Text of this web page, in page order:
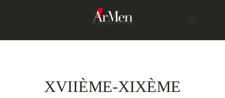
XVIIÈME-XIXÈME